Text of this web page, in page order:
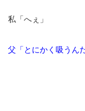
私「へぇ」
父「とにかく吸うん